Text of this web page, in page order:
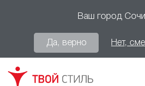
Ваш город Сочи
Да, верно Нет,